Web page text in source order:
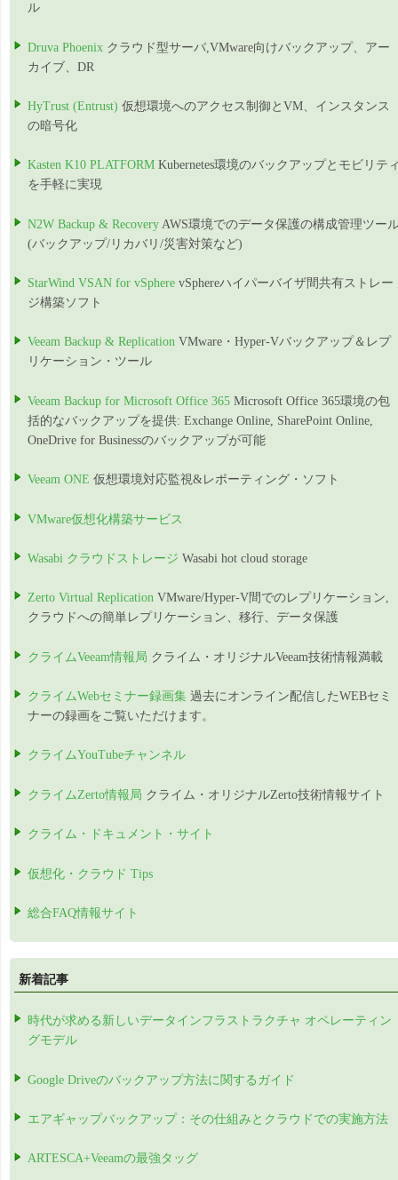
ル
Druva Phoenix クラウド型サーバ,VMware向けバックアップ、アー
カイブ、DR
HyTrust (Entrust) 仮想環境へのアクセス制御とVM、インスタンス
の暗号化
Kasten K10 PLATFORM Kubernetes環境のバックアップとモビリテ
を手軽に実現
N2W Backup & Recovery AWS環境でのデータ保護の構成管理ツー
(バックアップ/リカバリ/災害対策など)
StarWind VSAN for vSphere vSphereハイパーバイザ間共有ストレー
ジ構築ソフト
Veeam Backup & Replication VMware・Hyper-Vバックアップ＆レプ
リケーション・ツール
Veeam Backup for Microsoft Office 365 Microsoft Office 365環境の包
括的なバックアップを提供: Exchange Online, SharePoint Online,
OneDrive for Businessのバックアップが可能
Veeam ONE 仮想環境対応監視&レポーティング・ソフト
VMware仮想化構築サービス
Wasabi クラウドストレージ Wasabi hot cloud storage
Zerto Virtual Replication VMware/Hyper-V間でのレプリケーション,
クラウドへの簡単レプリケーション、移行、データ保護
クライムVeeam情報局 クライム・オリジナルVeeam技術情報満載
クライムWebセミナー録画集 過去にオンライン配信したWEBセミ
ナーの録画をご覧いただけます。
クライムYouTubeチャンネル
クライムZerto情報局 クライム・オリジナルZerto技術情報サイト
クライム・ドキュメント・サイト
仮想化・クラウド Tips
総合FAQ情報サイト
新着記事
時代が求める新しいデータインフラストラクチャ オペレーティン
グモデル
Google Driveのバックアップ方法に関するガイド
エアギャップバックアップ：その仕組みとクラウドでの実施方法
ARTESCA+Veeamの最強タッグ